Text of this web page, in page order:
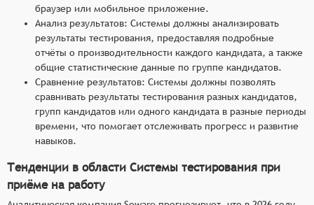
браузер или мобильное приложение.
Анализ результатов: Системы должны анализировать
результаты тестирования, предоставляя подробные
отчёты о производительности каждого кандидата, а также
общие статистические данные по группе кандидатов.
Сравнение результатов: Системы должны позволять
сравнивать результаты тестирования разных кандидатов,
групп кандидатов или одного кандидата в разные периоды
времени, что помогает отслеживать прогресс и развитие
навыков.
Тенденции в области Системы тестирования при
приёме на работу